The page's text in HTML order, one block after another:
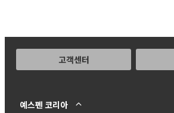
고객센터
예스펜 코리아